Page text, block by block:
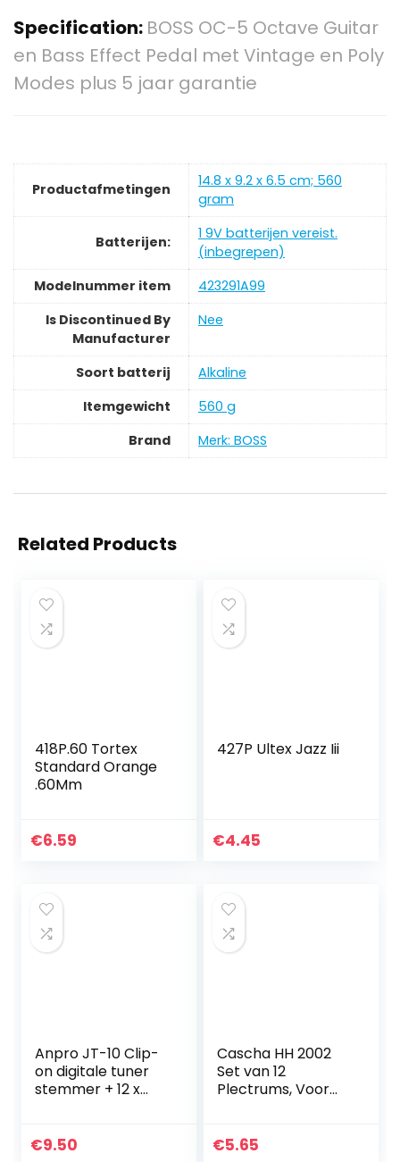
Specification: BOSS OC-5 Octave Guitar
en Bass Effect Pedal met Vintage en Poly
Modes plus 5 jaar garantie
Productafmetingen
‎14.8 x 9.2 x 6.5 cm; 560
gram
Batterijen:
‎1 9V batterijen vereist.
(inbegrepen)
Modelnummer item
‎423291A99
Is Discontinued By
Manufacturer
‎Nee
Soort batterij
‎Alkaline
Itemgewicht
‎560 g
Brand
Merk: BOSS
Related Products
418P.60 Tortex
Standard Orange
.60Mm
€6.59
427P Ultex Jazz Iii
€4.45
Anpro JT-10 Clip-
on digitale tuner
stemmer + 12 x
verschillende
€9.50
Cascha HH 2002
Set van 12
Plectrums, Voor
Ukelele, Bas,
€5.65